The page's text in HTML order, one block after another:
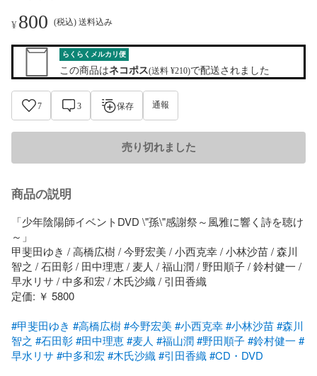
¥800 (税込) 送料込み
らくらくメルカリ便
この商品はネコポス(送料 ¥210)で配送されました
7 3 保存 通報
売り切れました
商品の説明
「少年陰陽師イベントDVD \"孫\"感謝祭～風雅に響く詩を聴け
～」
甲斐田ゆき / 高橋広樹 / 今野宏美 / 小西克幸 / 小林沙苗 / 森川
智之 / 石田彰 / 田中理恵 / 麦人 / 福山潤 / 野田順子 / 鈴村健一 /
早水リサ / 中多和宏 / 木氏沙織 / 引田香織
定価: ￥ 5800
#甲斐田ゆき #高橋広樹#今野宏美#小西克幸#小林沙苗#森川
智之 #石田彰#田中理恵#麦人 #福山潤#野田順子#鈴村健一 #
早水リサ #中多和宏 #木氏沙織#引田香織#CD・DVD